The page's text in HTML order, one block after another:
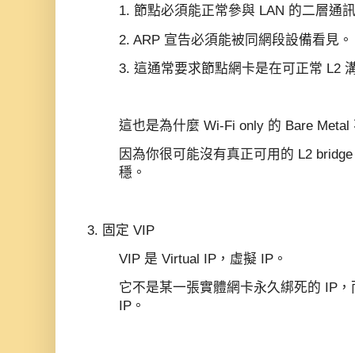
1. 節點必須能正常參與 LAN 的二層通
2. ARP 宣告必須能被同網段設備看見。
3. 這通常要求節點網卡是在可正常 L2
這也是為什麼 Wi‑Fi only 的 Bare
因為你很可能沒有真正可用的 L2
穩。
3. 固定 VIP
VIP 是 Virtual IP，虛擬 IP。
它不是某一張實體網卡永久綁死的 IP
IP。